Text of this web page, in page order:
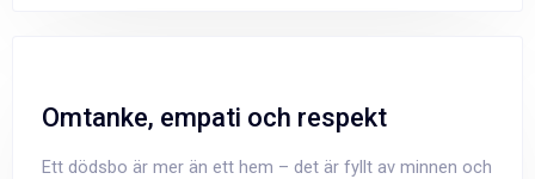
Omtanke, empati och respekt
Ett dödsbo är mer än ett hem – det är fyllt av minnen och